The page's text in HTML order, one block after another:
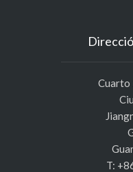
Cuarto
T: